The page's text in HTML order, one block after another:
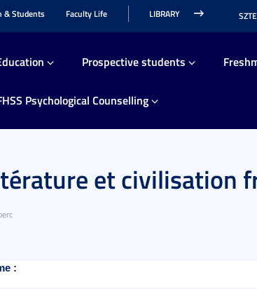
& Students Faculty Life LIBRARY
Prospective students
Psychological Counselling
et civilisation
: